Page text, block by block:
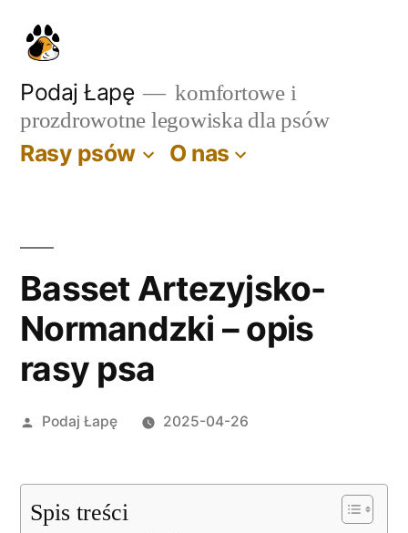
treściPodaj Łapę
komfortowe i
prozdrowotne legowiska dla psów
Rasy psów O nas
Basset Artezyjsko-
Normandzki – opis
rasy psa
Opublikowane
Podaj Łapę 2025-04-26
Spis treści